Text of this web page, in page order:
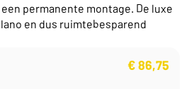
permanente montage. De luxe
en dus ruimtebesparend
€86,75